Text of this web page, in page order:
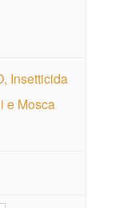
Insetticida
e Mosca